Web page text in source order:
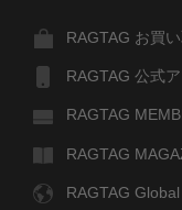
RAGTAG お買
RAGTAG 公式ア
RAGTAG
RAGTAG
RAGTAG Global